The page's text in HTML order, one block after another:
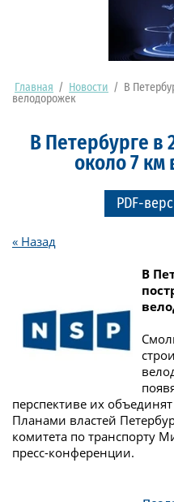
Главная / Новости /
В
велодорожек
В Петербурге в
около 7 км
PDF-
« Назад
В
перспективе их
Планами властей
комитета по транспорту
пресс-конференции.